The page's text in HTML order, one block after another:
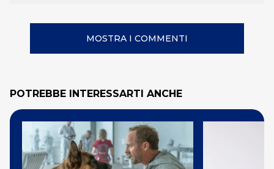
MOSTRA I COMMENTI
POTREBBE INTERESSARTI ANCHE